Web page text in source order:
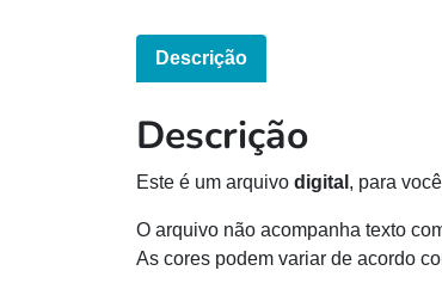
Descrição
Descrição
Este é um arquivo digital , para
O arquivo não acompanha texto
As cores podem variar de acordo